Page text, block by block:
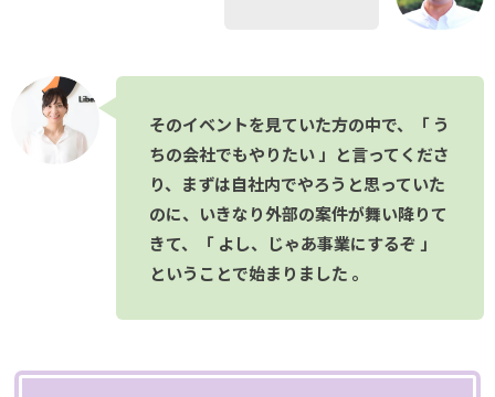
そのイベントを見ていた方の中で、「 う
ちの会社でもやりたい 」と言ってくださ
り、まずは自社内でやろうと思っていた
のに、いきなり外部の案件が舞い降りて
きて、「 よし、じゃあ事業にするぞ 」
ということで始まりました 。